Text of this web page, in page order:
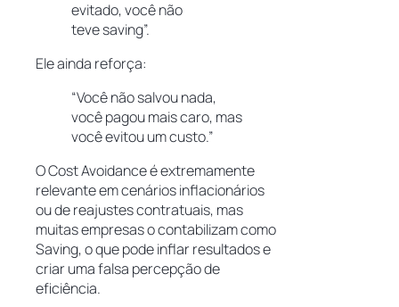
evitado, você não
teve saving”.
Ele ainda reforça:
“Você não salvou nada,
você pagou mais caro, mas
você evitou um custo.”
O Cost Avoidance é extremamente
relevante em cenários inflacionários
ou de reajustes contratuais, mas
muitas empresas o contabilizam como
Saving, o que pode inflar resultados e
criar uma falsa percepção de
eficiência.